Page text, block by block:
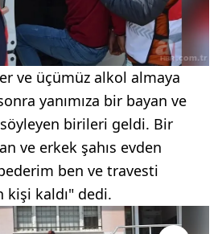
ve üçümüz alkol almaya
yanımıza bir bayan ve
birileri geldi. Bir
ve erkek şahıs evden
ben ve travesti
kişi kaldı" dedi.